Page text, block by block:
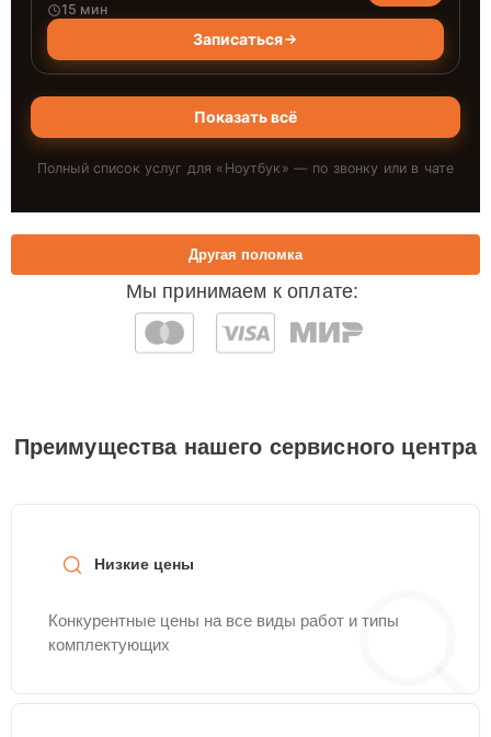
15 мин
Записаться
Показать всё
Полный список услуг для « Ноутбук » — по звонку или в чате
Мы принимаем к оплате:
Другая поломка
Преимущества нашего сервисного центра
Низкие цены
Конкурентные цены на все виды работ и типы
комплектующих